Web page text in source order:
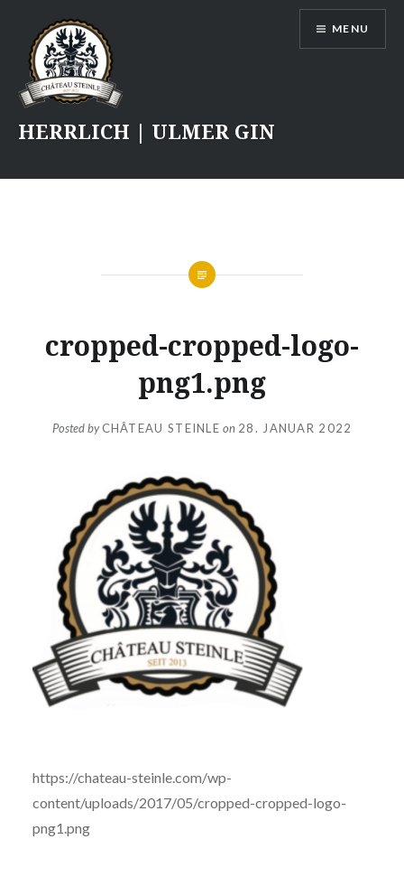
content
HERRLICH | ULMER GIN
MENU
cropped-cropped-logo-
png1.png
Posted byCHÂTEAU STEINLE on 28. JANUAR 2022
https://chateau-steinle.com/wp-
content/uploads/2017/05/cropped-cropped-logo-
png1.png